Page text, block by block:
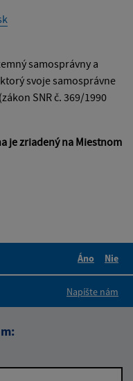
samosprávny a
svoje samosprávne
SNR č. 369/1990
je zriadený na Miestnom
Áno
Nie
Napíšte nám